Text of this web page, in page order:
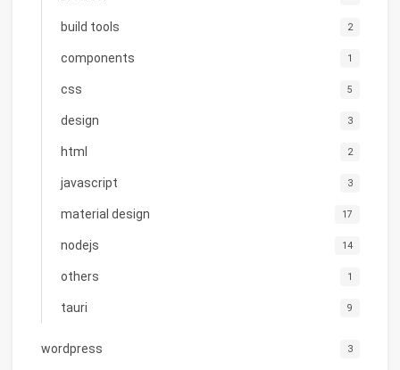
build tools 2
components 1
css 5
design 3
html 2
javascript 3
material design 17
nodejs 14
others 1
tauri 9
wordpress 3